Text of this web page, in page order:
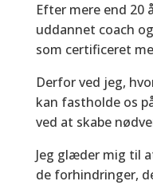
Efter mere end 20
uddannet coach
som certificeret
Derfor ved jeg,
kan fastholde os
ved at skabe
Jeg glæder mig til
de forhindringer,